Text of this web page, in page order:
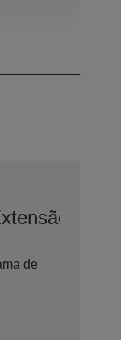
De
de